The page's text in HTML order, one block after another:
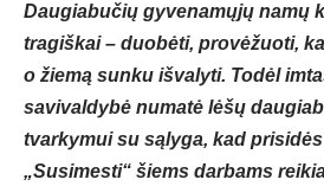
Daugiabučių gyvenamųjų namų
tragiškai – duobėti, provėžuoti,
o žiemą sunku išvalyti. Todėl
savivaldybė numatė lėšų
tvarkymui su sąlyga, kad
„Susimesti“ šiems darbams